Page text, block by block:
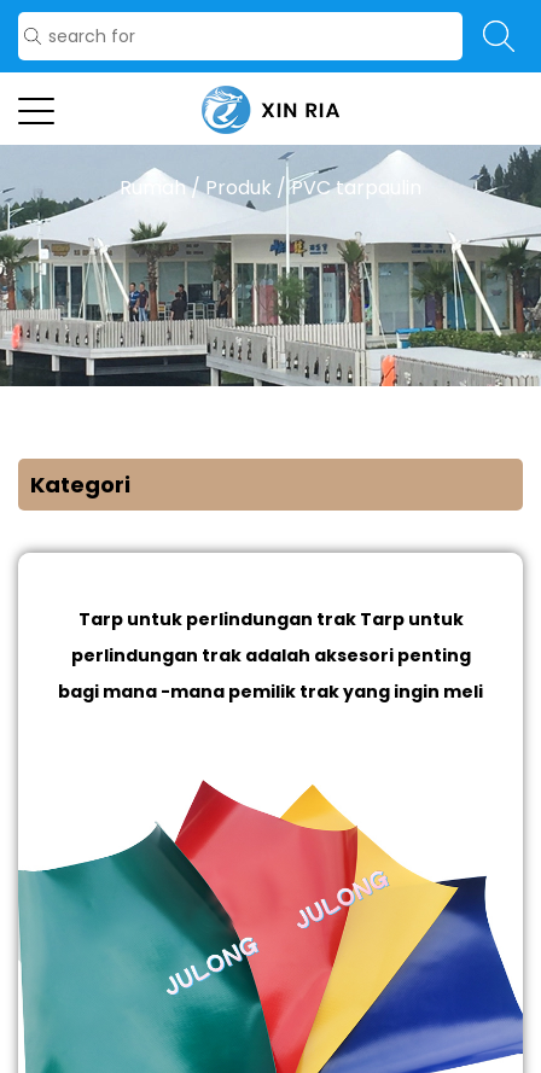
Rumah/Produk /PVC tarpaulin
Kategori
Tarp untuk perlindungan trakTarp untuk
perlindungan trak adalah aksesori penting
bagi mana -mana pemilik trak yang ingin meli